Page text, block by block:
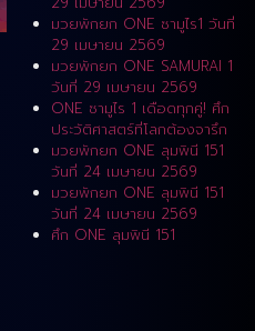
มวยพักยก ONE ซามูไร1 วันที่
29 เมษายน 2569
มวยพักยก ONE SAMURAI 1
วันที่ 29 เมษายน 2569
ONE ซามูไร 1 เดือดทุกคู่! ศึก
ประวัติศาสตร์ที่โลกต้องจารึก
มวยพักยก ONE ลุมพินี 151
วันที่ 24 เมษายน 2569
มวยพักยก ONE ลุมพินี 151
วันที่ 24 เมษายน 2569
ศึก ONE ลุมพินี 151